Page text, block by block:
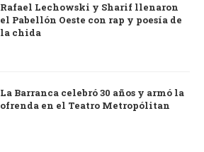
Rafael Lechowski y Sharif llenaron
el Pabellón Oeste con rap y poesía de
la chida
La Barranca celebró 30 años y armó la
ofrenda en el Teatro Metropólitan